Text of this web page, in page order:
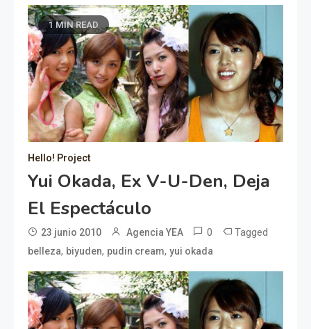
1 MIN READ
Hello! Project
Yui Okada, Ex V-U-Den, Deja
El Espectáculo
23 junio 2010 Agencia YEA 0 Tagged
belleza, biyuden, pudin cream, yui okada